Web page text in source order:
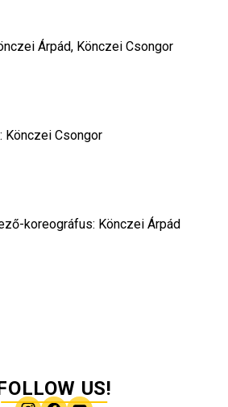
Árpád, Könczei Csongor
Könczei Csongor
koreográfus: Könczei Árpád
US!